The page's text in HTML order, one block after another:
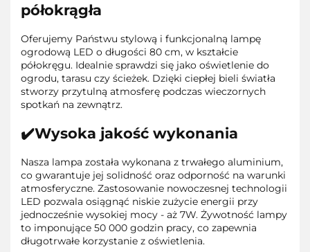
półokrągła
Oferujemy Państwu stylową i funkcjonalną lampę
ogrodową LED o długości 80 cm, w kształcie
półokręgu. Idealnie sprawdzi się jako oświetlenie do
ogrodu, tarasu czy ścieżek. Dzięki ciepłej bieli światła
stworzy przytulną atmosferę podczas wieczornych
spotkań na zewnątrz.
✔️Wysoka jakość wykonania
Nasza lampa została wykonana z trwałego aluminium,
co gwarantuje jej solidność oraz odporność na warunki
atmosferyczne. Zastosowanie nowoczesnej technologii
LED pozwala osiągnąć niskie zużycie energii przy
jednocześnie wysokiej mocy - aż 7W. Żywotność lampy
to imponujące 50 000 godzin pracy, co zapewnia
długotrwałe korzystanie z oświetlenia.